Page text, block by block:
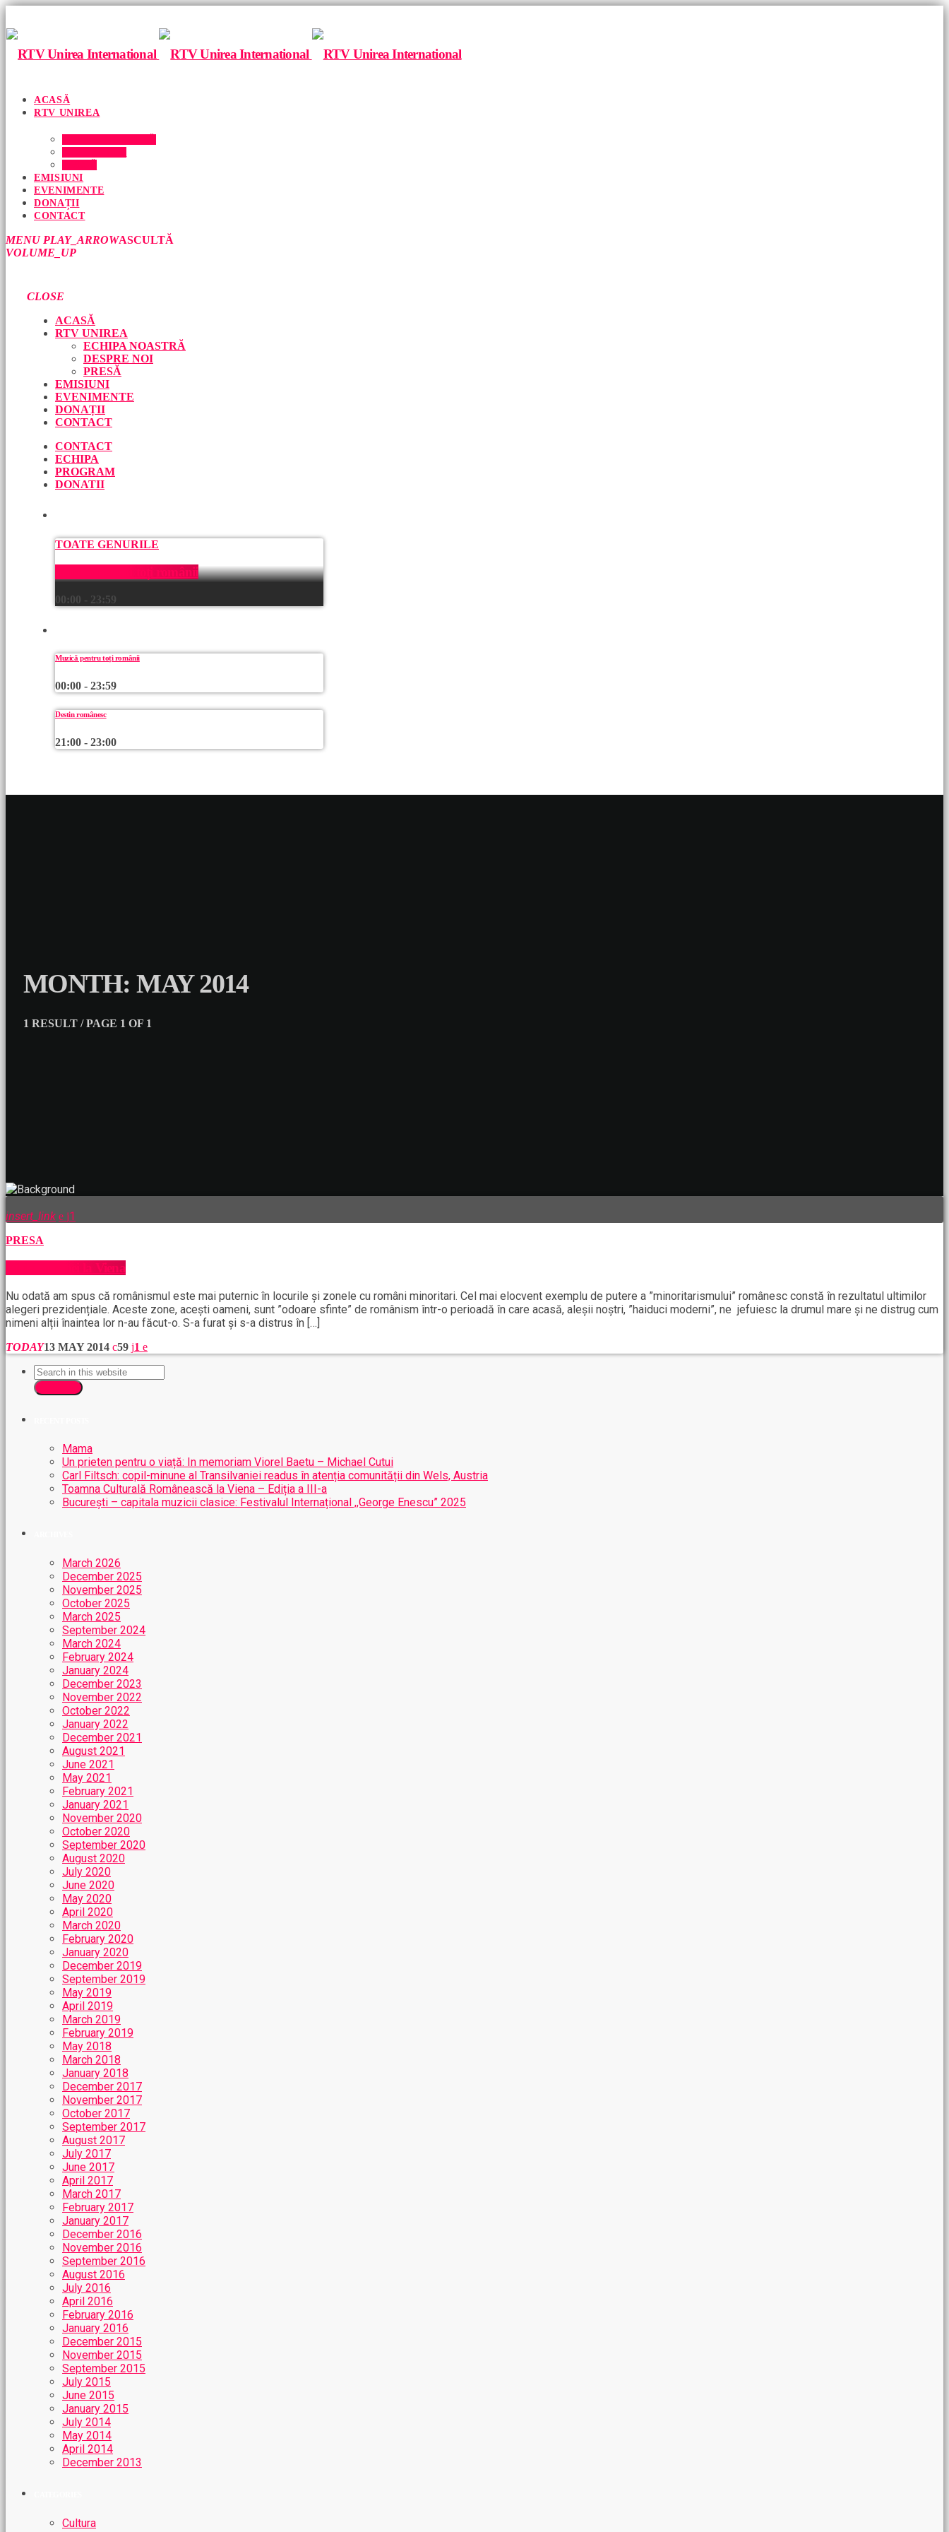
ACASĂ
RTV UNIREA
EMISIUNI
EVENIMENTE
DONAȚII
CONTACT
MENU PLAY_ARROWASCULTĂ
VOLUME_UP
CLOSE
ACASĂ
RTV UNIREA
ECHIPA NOASTRĂ
DESPRE NOI
PRESĂ
EMISIUNI
EVENIMENTE
DONAȚII
CONTACT
CONTACT
ECHIPA
PROGRAM
DONATII
TOATE GENURILE
Muzică pentru toți românii
00:00 - 23:59
Muzică pentru toți românii
00:00 - 23:59
Destin românesc
21:00 - 23:00
MONTH: MAY 2014
1 RESULT / PAGE 1 OF 1
insert_link 1
PRESA
Zilele Europei la Viena
Nu odată am spus că românismul este mai puternic în locurile și zonele cu români minoritari. Cel mai elocvent exemplu de putere a ”minoritarismului” românesc constă în rezultatul ultimilor
alegeri prezidențiale. Aceste zone, acești oameni, sunt ”odoare sfinte” de românism într-o perioadă în care acasă, aleșii noștri, ”haiduci moderni”, ne jefuiesc la drumul mare și ne distrug cum
nimeni alții înaintea lor n-au făcut-o. S-a furat și s-a distrus în […]
TODAY13 MAY 2014 59 1
Mama
Un prieten pentru o viață: In memoriam Viorel Baetu – Michael Cutui
Carl Filtsch: copil-minune al Transilvaniei readus în atenția comunității din Wels, Austria
Toamna Culturală Românească la Viena – Ediția a III-a
București – capitala muzicii clasice: Festivalul Internațional ,,George Enescu” 2025
March 2026
December 2025
November 2025
October 2025
March 2025
September 2024
March 2024
February 2024
January 2024
December 2023
November 2022
October 2022
January 2022
December 2021
August 2021
June 2021
May 2021
February 2021
January 2021
November 2020
October 2020
September 2020
August 2020
July 2020
June 2020
May 2020
April 2020
March 2020
February 2020
January 2020
December 2019
September 2019
May 2019
April 2019
March 2019
February 2019
May 2018
March 2018
January 2018
December 2017
November 2017
October 2017
September 2017
August 2017
July 2017
June 2017
April 2017
March 2017
February 2017
January 2017
December 2016
November 2016
September 2016
August 2016
July 2016
April 2016
February 2016
January 2016
December 2015
November 2015
September 2015
July 2015
June 2015
January 2015
July 2014
May 2014
April 2014
December 2013
Cultura